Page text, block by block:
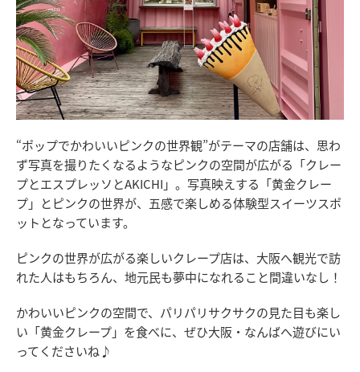
“ポップでかわいいピンクの世界観”がテーマの店舗は、思わ
ず写真を撮りたくなるようなピンクの空間が広がる「クレー
プとエスプレッソとAKICHI」。写真映えする「黄金クレー
プ」とピンクの世界が、五感で楽しめる体験型スイーツスポ
ットとなっています。
ピンクの世界が広がる楽しいクレープ店は、大阪へ観光で訪
れた人はもちろん、地元民も夢中になれること間違いなし！
かわいいピンクの空間で、パリパリサクサクの見た目も楽し
い「黄金クレープ」を食べに、ぜひ大阪・なんばへ遊びにい
ってくださいね♪